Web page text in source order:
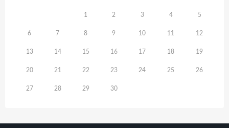
1 2 3 4 5
6 7 8 9 10 11 12
13 14 15 16 17 18 19
20 21 22 23 24 25 26
27 28 29 30